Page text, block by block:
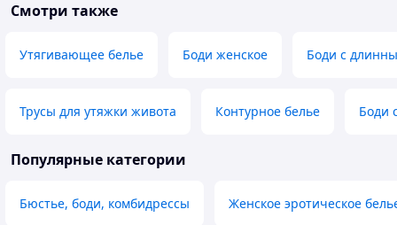
Смотри также
Утягивающее белье Боди женское Боди с
Трусы для утяжки живота Контурное белье Боди
Популярные категории
Бюстье, боди, комбидрессы Женское эротическое